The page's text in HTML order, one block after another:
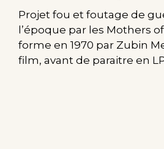
Projet fou et foutage de
l’époque par les Mothers
forme en 1970 par Zubin
film, avant de paraitre en